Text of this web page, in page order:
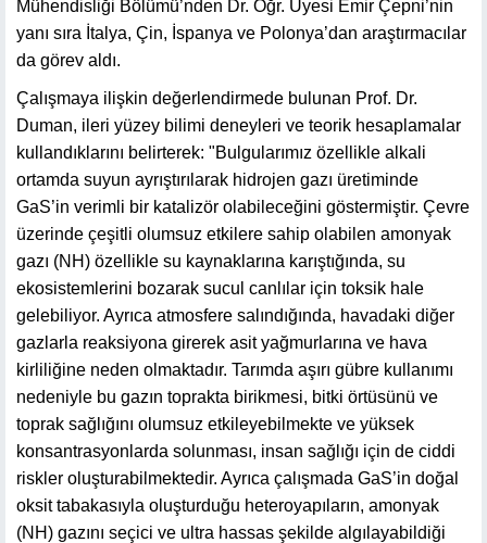
Mühendisliği Bölümü’nden Dr. Öğr. Üyesi Emir Çepni’nin
yanı sıra İtalya, Çin, İspanya ve Polonya’dan araştırmacılar
da görev aldı.
Çalışmaya ilişkin değerlendirmede bulunan Prof. Dr.
Duman, ileri yüzey bilimi deneyleri ve teorik hesaplamalar
kullandıklarını belirterek: "Bulgularımız özellikle alkali
ortamda suyun ayrıştırılarak hidrojen gazı üretiminde
GaS’in verimli bir katalizör olabileceğini göstermiştir. Çevre
üzerinde çeşitli olumsuz etkilere sahip olabilen amonyak
gazı (NH) özellikle su kaynaklarına karıştığında, su
ekosistemlerini bozarak sucul canlılar için toksik hale
gelebiliyor. Ayrıca atmosfere salındığında, havadaki diğer
gazlarla reaksiyona girerek asit yağmurlarına ve hava
kirliliğine neden olmaktadır. Tarımda aşırı gübre kullanımı
nedeniyle bu gazın toprakta birikmesi, bitki örtüsünü ve
toprak sağlığını olumsuz etkileyebilmekte ve yüksek
konsantrasyonlarda solunması, insan sağlığı için de ciddi
riskler oluşturabilmektedir. Ayrıca çalışmada GaS’in doğal
oksit tabakasıyla oluşturduğu heteroyapıların, amonyak
(NH) gazını seçici ve ultra hassas şekilde algılayabildiği